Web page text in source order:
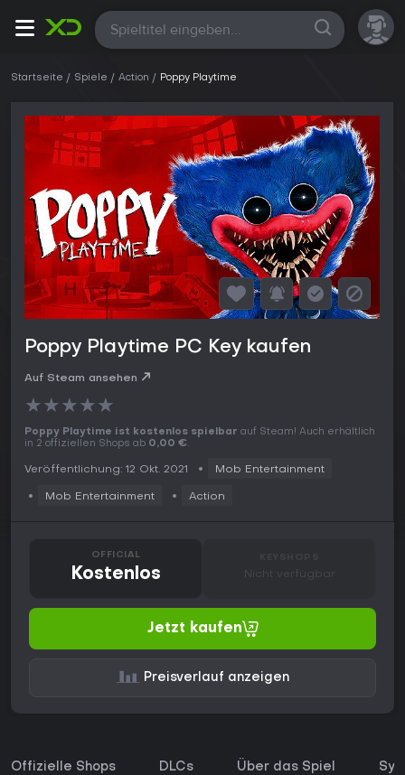
Alle
Startseite Spiele Action Poppy Playtime
Poppy Playtime PC Key kaufen
Auf Steam ansehen
★★★★★
Poppy Playtime ist kostenlos spielbar auf Steam! Auch erhältlich
in 2 offiziellen Shops ab 0,00 €.
Veröffentlichung: 12 Okt. 2021 Mob Entertainment
Mob Entertainment Action
OFFICIAL
Kostenlos Nicht verfügbar
Jetzt kaufen
Preisverlauf anzeigen
Offizielle Shops DLCs Über das Spiel